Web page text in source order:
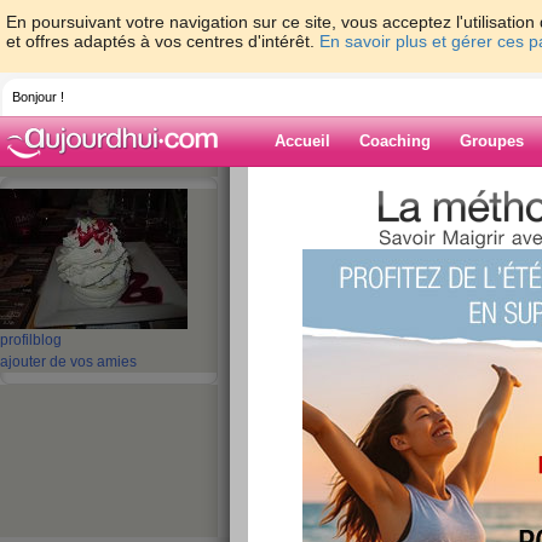
En poursuivant votre navigation sur ce site, vous acceptez
et offres adaptés à vos centres d'intérêt. En savoir plus et gérer ces
Bonjour !
Accueil Coaching Groupes
profil blog
ajouter de vos amies
> > C' EST
Blog de ascot
C' EST
AMUSANT.....
publié le 15/12/2009 à 19:16
Je vous ai déniché
et génial.